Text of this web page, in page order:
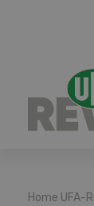
Home UFA-